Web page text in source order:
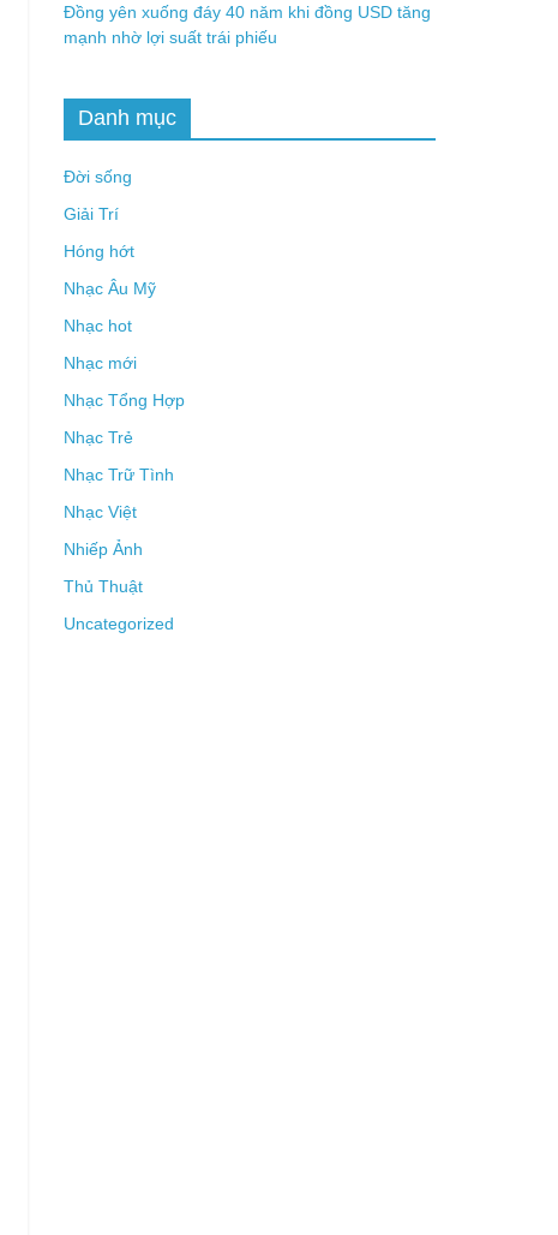
Đồng yên xuống đáy 40 năm khi đồng USD tăng
mạnh nhờ lợi suất trái phiếu
Danh mục
Đời sống
Giải Trí
Hóng hớt
Nhạc Âu Mỹ
Nhạc hot
Nhạc mới
Nhạc Tổng Hợp
Nhạc Trẻ
Nhạc Trữ Tình
Nhạc Việt
Nhiếp Ảnh
Thủ Thuật
Uncategorized